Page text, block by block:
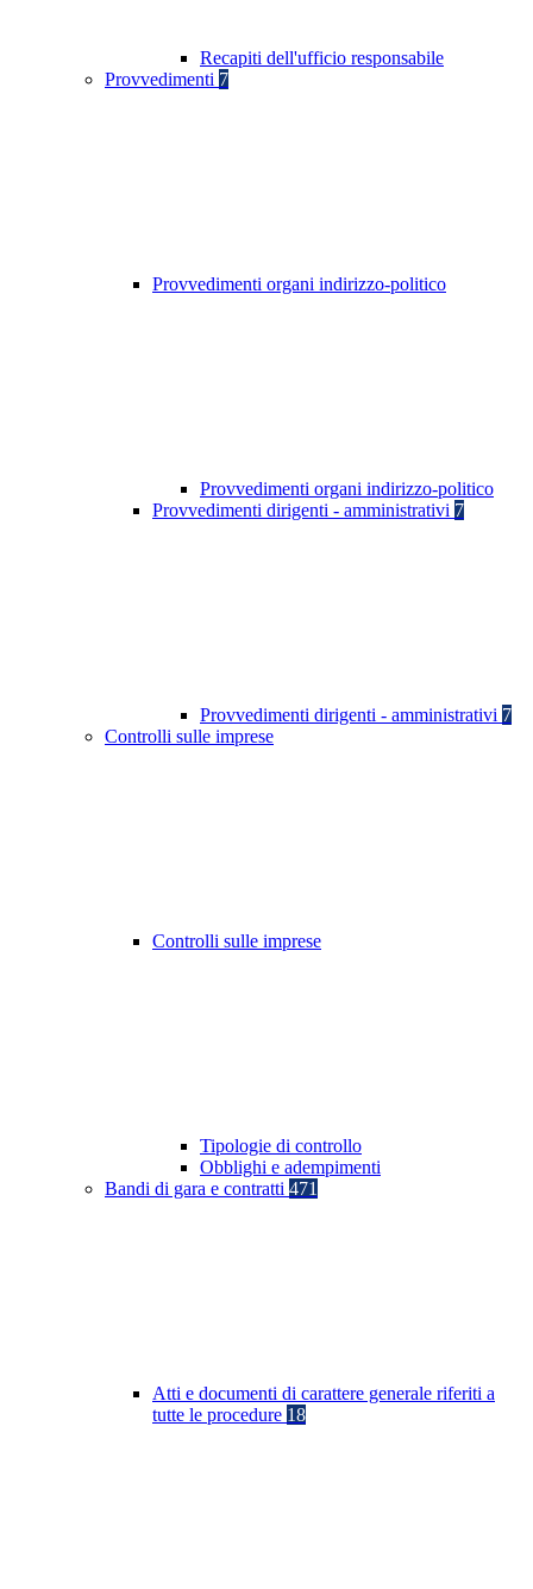
Recapiti dell'ufficio responsabile
Provvedimenti 7
Provvedimenti organi indirizzo-politico
Provvedimenti organi indirizzo-politico
Provvedimenti dirigenti - amministrativi 7
Provvedimenti dirigenti - amministrativi 7
Controlli sulle imprese
Controlli sulle imprese
Tipologie di controllo
Obblighi e adempimenti
Bandi di gara e contratti 471
Atti e documenti di carattere generale riferiti a
tutte le procedure 18